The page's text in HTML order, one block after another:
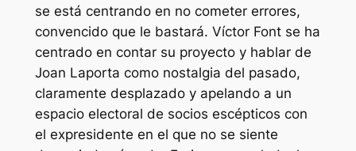
se está centrando en no cometer errores,
convencido que le bastará. Víctor Font se ha
centrado en contar su proyecto y hablar de
Joan Laporta como nostalgia del pasado,
claramente desplazado y apelando a un
espacio electoral de socios escépticos con
el expresidente en el que no se siente